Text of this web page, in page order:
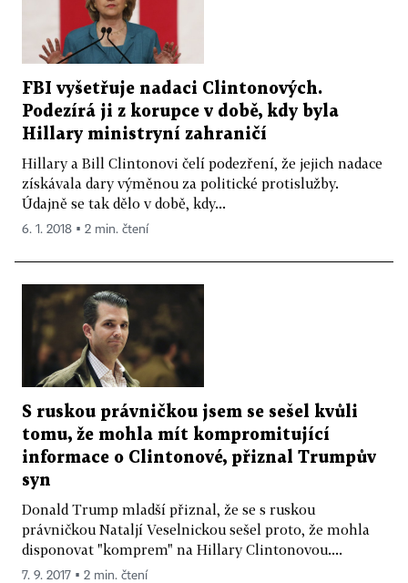
FBI vyšetřuje nadaci Clintonových.
Podezírá ji z korupce v době, kdy byla
Hillary ministryní zahraničí
Hillary a Bill Clintonovi čelí podezření, že jejich nadace
získávala dary výměnou za politické protislužby.
Údajně se tak dělo v době, kdy...
6. 1. 2018 ▪ 2 min. čtení
S ruskou právničkou jsem se sešel kvůli
tomu, že mohla mít kompromitující
informace o Clintonové, přiznal Trumpův
syn
Donald Trump mladší přiznal, že se s ruskou
právničkou Nataljí Veselnickou sešel proto, že mohla
disponovat "komprem" na Hillary Clintonovou....
7. 9. 2017 ▪ 2 min. čtení